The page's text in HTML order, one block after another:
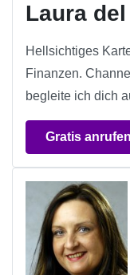
Laura
Hellsichtiges
Finanzen.
begleite ich dich
Gratis anrufen